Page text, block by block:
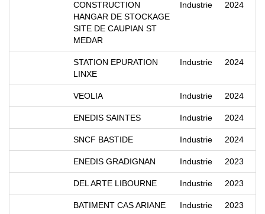
CONSTRUCTION
HANGAR DE STOCKAGE
SITE DE CAUPIAN ST
MEDAR
Industrie 2024
STATION EPURATION
LINXE
Industrie 2024
VEOLIA Industrie 2024
ENEDIS SAINTES Industrie 2024
SNCF BASTIDE Industrie 2024
ENEDIS GRADIGNAN Industrie 2023
DEL ARTE LIBOURNE Industrie 2023
BATIMENT CAS ARIANE
Industrie 2023